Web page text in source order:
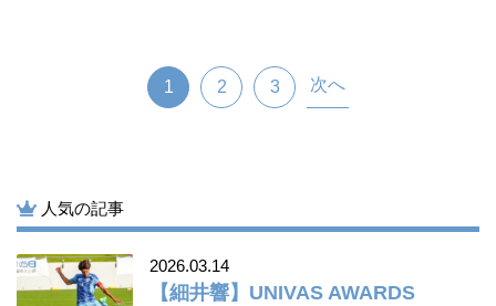
1 2 3 次へ
人気の記事
2026.03.14
【細井響】UNIVAS AWARDS